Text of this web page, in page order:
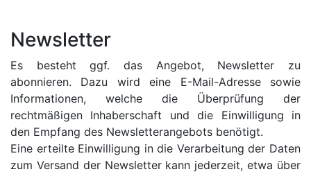
Newsletter
Es besteht ggf. das Angebot, Newsletter zu
abonnieren. Dazu wird eine E-Mail-Adresse sowie
Informationen, welche die Überprüfung der
rechtmäßigen Inhaberschaft und die Einwilligung in
den Empfang des Newsletterangebots benötigt.
Eine erteilte Einwilligung in die Verarbeitung der Daten
zum Versand der Newsletter kann jederzeit, etwa über